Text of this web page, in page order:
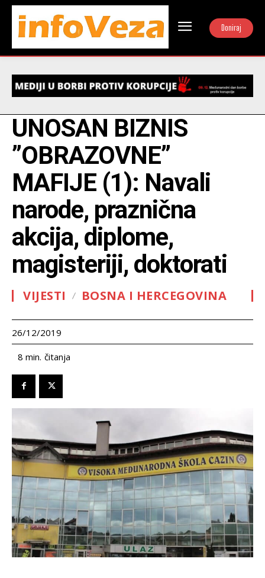
Doniraj
UNOSAN BIZNIS
”OBRAZOVNE”
MAFIJE (1): Navali
narode, praznična
akcija, diplome,
magisteriji, doktorati
VIJESTI BOSNA I HERCEGOVINA
26/12/2019
8 min. čitanja